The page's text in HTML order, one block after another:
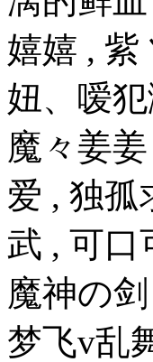
嬉嬉 , 紫
妞、嗳
魔々姜
爱 , 独
武 , 可口
魔神の
梦飞v乱